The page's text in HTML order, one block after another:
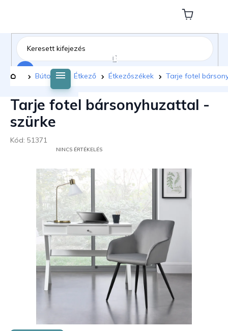
tartalomhoz
Kosár
Kezdőlap
Bútorok Étkező Étkezőszékek Tarje fotel
Tarje fotel bársonyhuzattal -
szürke
Kód: 51371
ÉRTÉKELÉSE
CSILLAG.
NINCS ÉRTÉKELÉS